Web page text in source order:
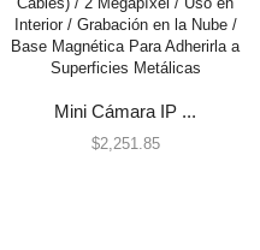
Mini Cámara IP ...
$2,251.85